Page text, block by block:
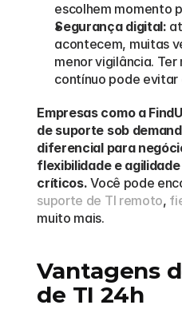
escolhem momento
Segurança digital:
acontecem, muitas
menor vigilância.
contínuo pode evitar
Empresas como a
de suporte sob
diferencial para
flexibilidade e
críticos.
suporte de TI remoto,
muito mais.
Vantagens
de TI 24h